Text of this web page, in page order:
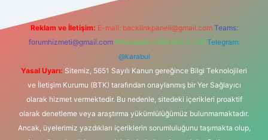
Reklam ve İletişim: E-mail: backlinkpaneli@gmail.com Teams:
forumhizmeti@gmail.com Whatsapp: 0262 606 0 726 Telegram:
@karabul
Yasal Uyarı: Sitemiz, 5651 Sayılı Kanun gereğince Bilgi Teknolojileri
ve İletişim Kurumu (BTK) tarafından onaylanmış bir Yer Sağlayıcı
olarak hizmet vermektedir. Bu nedenle, sitedeki içerikleri proaktif
olarak denetleme veya araştırma yükümlülüğümüz bulunmamaktadır.
Ancak, üyelerimiz yazdıkları içeriklerin sorumluluğunu taşımakta olup,